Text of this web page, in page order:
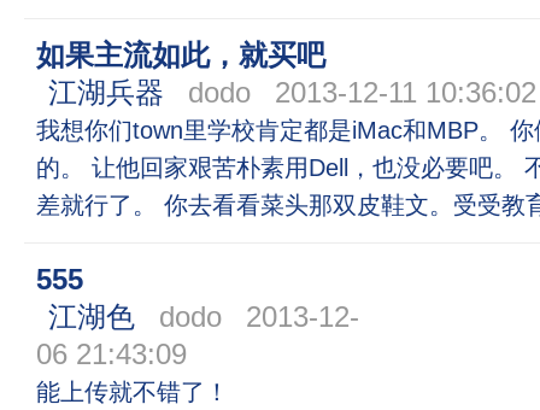
如果主流如此，就买吧
江湖兵器
dodo 2013-12-11 10:36:02
我想你们town里学校肯定都是iMac和MBP。
的。 让他回家艰苦朴素用Dell，也没必要吧。
差就行了。 你去看看菜头那双皮鞋文。受受教
555
江湖色
dodo
2013-12-
06 21:43:09
能上传就不错了！